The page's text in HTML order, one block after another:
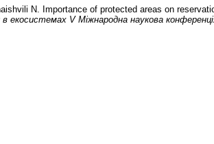
N. Importance of protected areas on
екосистемах V Міжнародна наукова